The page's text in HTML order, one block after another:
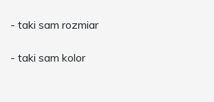
- taki sam rozmiar
- taki sam kolor